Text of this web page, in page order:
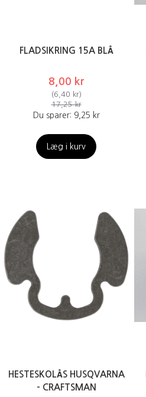
FLADSIKRING 15A BLÅ
8,00 kr
(6,40 kr)
17,25 kr
Du sparer: 9,25 kr
Læg i kurv
HESTESKOLÅS HUSQVARNA
- CRAFTSMAN